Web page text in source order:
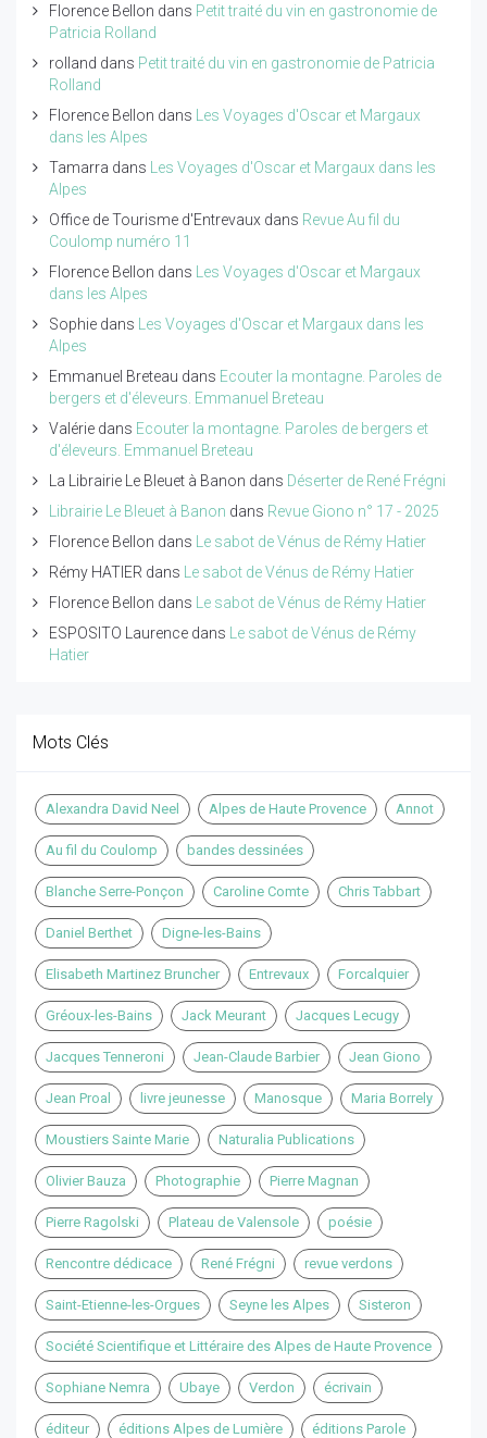
Florence Bellon dans Petit traité du vin en gastronomie de
Patricia Rolland
rolland dans Petit traité du vin en gastronomie de Patricia
Rolland
Florence Bellon dans
Les Voyages d'Oscar et Margaux
dans les Alpes
Tamarra dans
Les Voyages d'Oscar et Margaux dans les
Alpes
Office de Tourisme d'Entrevaux dans Revue Au fil du
Coulomp numéro 11
Florence Bellon dans
Les Voyages d'Oscar et Margaux
dans les Alpes
Sophie dans
Les Voyages d'Oscar et Margaux dans les
Alpes
Emmanuel Breteau dans Ecouter la montagne. Paroles de
bergers et d'éleveurs. Emmanuel Breteau
Valérie dans Ecouter la montagne. Paroles de bergers et
d'éleveurs. Emmanuel Breteau
La Librairie Le Bleuet à Banon dans Déserter de René Frégni
Librairie Le Bleuet à Banon dans Revue Giono n° 17 - 2025
Florence Bellon dans
Le sabot de Vénus de Rémy Hatier
Rémy HATIER dans
Le sabot de Vénus de Rémy Hatier
Florence Bellon dans
Le sabot de Vénus de Rémy Hatier
ESPOSITO Laurence dans
Le sabot de Vénus de Rémy
Hatier
Mots Clés
Alexandra David Neel Alpes de Haute Provence Annot
Au fil du Coulomp bandes dessinées
Blanche Serre-Ponçon Caroline Comte Chris Tabbart
Daniel Berthet Digne-les-Bains
Elisabeth Martinez Bruncher Entrevaux Forcalquier
Gréoux-les-Bains Jack Meurant Jacques Lecugy
Jacques Tenneroni Jean-Claude Barbier Jean Giono
Jean Proal livre jeunesse Manosque Maria Borrely
Moustiers Sainte Marie Naturalia Publications
Olivier Bauza Photographie Pierre Magnan
Pierre Ragolski Plateau de Valensole poésie
Rencontre dédicace René Frégni revue verdons
Saint-Etienne-les-Orgues Seyne les Alpes Sisteron
Société Scientifique et Littéraire des Alpes de Haute Provence
Sophiane Nemra Ubaye Verdon écrivain
éditeur éditions Alpes de Lumière éditions Parole